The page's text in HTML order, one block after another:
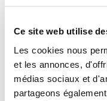
Ce site web utilise
Les cookies nous
et les annonces,
médias sociaux et
partageons